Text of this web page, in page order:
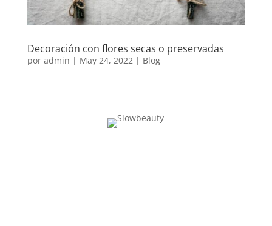
Decoración con flores secas o preservadas
por admin | May 24, 2022 | Blog